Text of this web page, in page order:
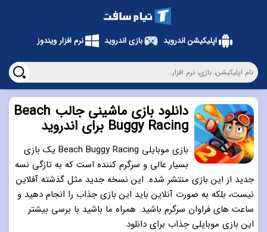
دانلود بازی ماشینی جالب Beach
Buggy Racing برای اندروید
بازی موبایلی Beach Buggy Racing یک بازی
بسیار عالی و سرگرم کننده است که به تازگی نسه
جدید از این بازی منتشر شده. این نسخه جدید مثل گذشته آفلاین
نیست، بلکه به صورت آنلاین باید این بازی جذاب را انجام دهید و
ساعت های فراوان سرگرم باشید. همراه ما باشید با برسی بیشتر
این بازی موبایلی جذاب برای دانلود.
اپلیکیشن اندروید بازی اندروید نرم افزار ویندوز